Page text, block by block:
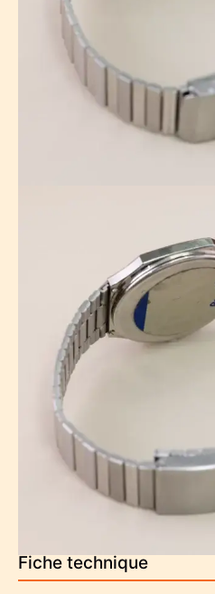
Fiche technique